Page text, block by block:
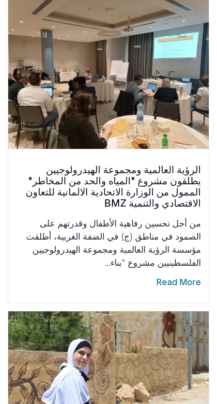
الرؤية العالمية ومجموعة الهيدرولوجيين
يطلقون مشروع "المياه والحد من المخاطر"
الممول من الوزارة الاتحادية الالمانية للتعاون
الاقتصادي والتنمية BMZ
من أجل تحسين رفاهية الأطفال وقدرتهم على
الصمود في مناطق (ج) في الضفة الغربية، أطلقت
مؤسسة الرؤية العالمية ومجموعة الهيدرولوجيين
الفلسطينيين مشروع "بناء...
Read More